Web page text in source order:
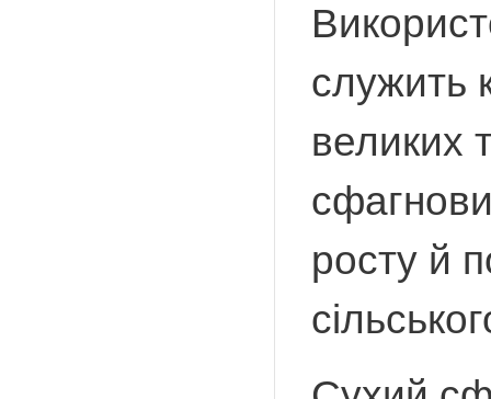
служить
великих
росту й